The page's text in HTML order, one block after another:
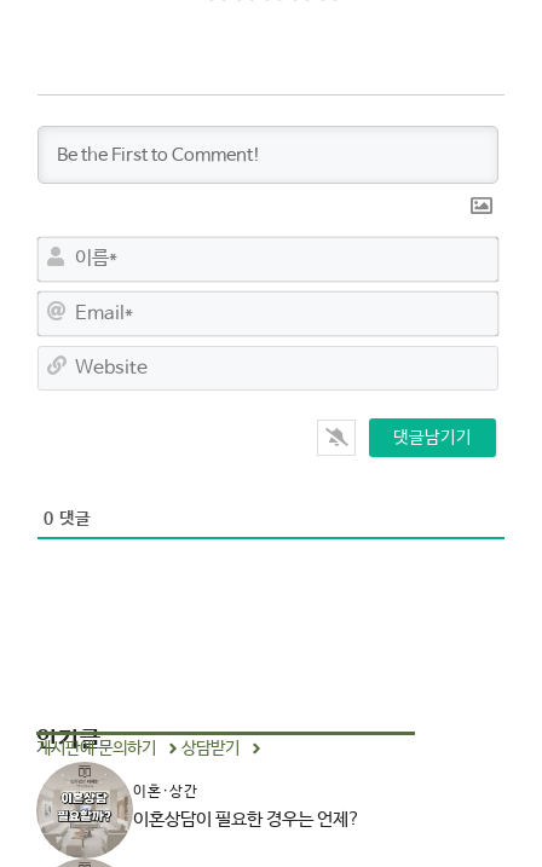
이
*E
a
l
0 댓글
인기글
게시판에 문의하기 상담받기
이혼·상간
이혼상담이 필요한 경우는 언제?